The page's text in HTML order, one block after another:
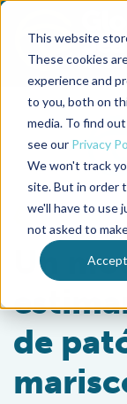
This website
These cookies
experience and
to you, both on
media. To find
see our Privacy
We won't track
site. But in order
we'll have to use
not asked to
Accept
Back to the start of
Jump to the end of
Intelligence
Un
de